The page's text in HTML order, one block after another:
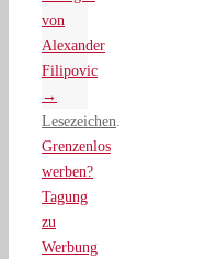
von
Alexander
Filipovic
→
Lesezeichen
Grenzenlos
werben?
Tagung
zu
Werbung